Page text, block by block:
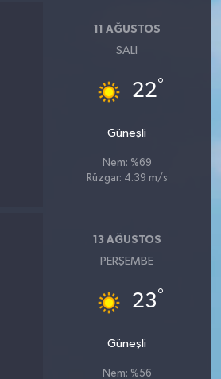
11 AĞUSTOS
SALI
22°
Güneşli
Nem: %69
Rüzgar: 4.39 m/s
13 AĞUSTOS
PERŞEMBE
23°
Güneşli
Nem: %56